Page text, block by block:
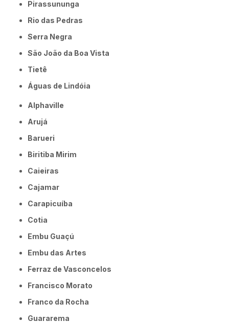
Pirassununga
Rio das Pedras
Serra Negra
São João da Boa Vista
Tietê
Águas de Lindóia
Alphaville
Arujá
Barueri
Biritiba Mirim
Caieiras
Cajamar
Carapicuíba
Cotia
Embu Guaçú
Embu das Artes
Ferraz de Vasconcelos
Francisco Morato
Franco da Rocha
Guararema